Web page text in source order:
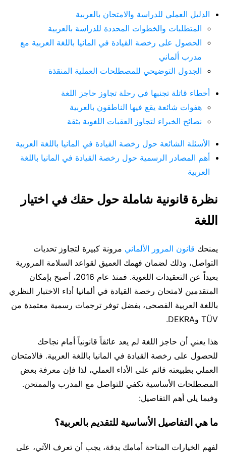
الدليل العملي للدراسة والامتحان بالعربية
المتطلبات والخطوات المحددة للدراسة بالعربية
الحصول على رخصة القيادة في المانيا باللغة العربية مع
مدرب ألماني
الجدول التوضيحي للمصطلحات العملية المنقذة
أخطاء قاتلة تجنبها في رحلة تجاوز حاجز اللغة
هفوات شائعة يقع فيها الناطقون بالعربية
نصائح الخبراء لتجاوز العقبات اللغوية بثقة
الأسئلة الشائعة حول رخصة القيادة في المانيا باللغة العربية
أهم المصادر الرسمية حول رخصة القيادة في المانيا باللغة
العربية
نظرة قانونية شاملة حول حقك في اختيار
اللغة
يمنحك قانون المرور الألماني مرونة كبيرة لتجاوز تحديات
التواصل، وذلك لضمان فهمك العميق لقواعد السلامة المرورية
بعيداً عن التعقيدات اللغوية. فمنذ عام 2016، أصبح بإمكان
المتقدمين لامتحان رخصة القيادة في ألمانيا أداء الاختبار النظري
باللغة العربية الفصحى، بفضل توفر ترجمات رسمية معتمدة من
TÜV وDEKRA.
هذا يعني أن حاجز اللغة لم يعد عائقاً قانونياً أمام نجاحك
للحصول على رخصة القيادة في المانيا باللغة العربية. فالامتحان
العملي بطبيعته قائم على الأداء العملي، لذا فإن معرفة بعض
المصطلحات الأساسية تكفي للتواصل مع المدرب والممتحن.
وفيما يلي أهم التفاصيل:
ما هي التفاصيل الأساسية للتقديم بالعربية؟
لفهم الخيارات المتاحة أمامك بدقة، يجب أن تعرف الآتي، على